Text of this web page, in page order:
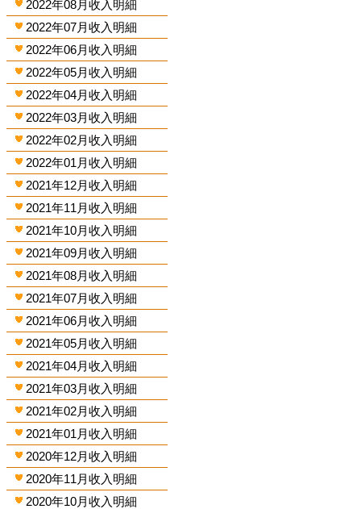
2022年08月收入明細
2022年07月收入明細
2022年06月收入明細
2022年05月收入明細
2022年04月收入明細
2022年03月收入明細
2022年02月收入明細
2022年01月收入明細
2021年12月收入明細
2021年11月收入明細
2021年10月收入明細
2021年09月收入明細
2021年08月收入明細
2021年07月收入明細
2021年06月收入明細
2021年05月收入明細
2021年04月收入明細
2021年03月收入明細
2021年02月收入明細
2021年01月收入明細
2020年12月收入明細
2020年11月收入明細
2020年10月收入明細